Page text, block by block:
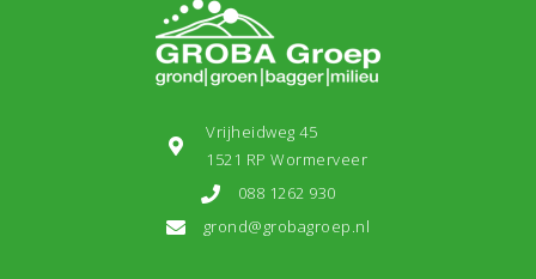
Vrijheidweg 45
1521 RP Wormerveer
088 1262 930
grond@grobagroep.nl